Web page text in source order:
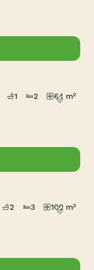
1 2 64 m²
2 3 100 m²